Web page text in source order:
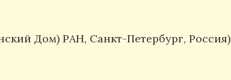
Дом) РАН, Санкт-Петербург, Россия)